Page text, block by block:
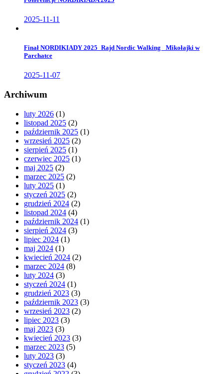
2025-11-11
Finał NORDIKIADY 2025_Rajd Nordic Walking _Mikołajki w
Parchatce
2025-11-07
Archiwum
luty 2026 (1)
listopad 2025 (2)
październik 2025 (1)
wrzesień 2025 (2)
sierpień 2025 (1)
czerwiec 2025 (1)
maj 2025 (2)
marzec 2025 (2)
luty 2025 (1)
styczeń 2025 (2)
grudzień 2024 (2)
listopad 2024 (4)
październik 2024 (1)
sierpień 2024 (3)
lipiec 2024 (1)
maj 2024 (1)
kwiecień 2024 (2)
marzec 2024 (8)
luty 2024 (3)
styczeń 2024 (1)
grudzień 2023 (3)
październik 2023 (3)
wrzesień 2023 (2)
lipiec 2023 (3)
maj 2023 (3)
kwiecień 2023 (3)
marzec 2023 (5)
luty 2023 (3)
styczeń 2023 (4)